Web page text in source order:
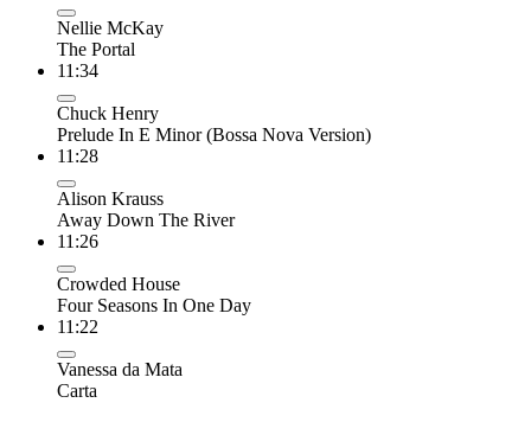
Nellie McKay
The Portal
11:34
Chuck Henry
Prelude In E Minor (Bossa Nova Version)
11:28
Alison Krauss
Away Down The River
11:26
Crowded House
Four Seasons In One Day
11:22
Vanessa da Mata
Carta